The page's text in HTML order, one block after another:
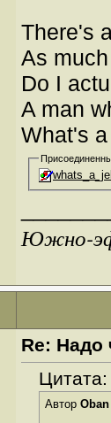
There's
As
Do I
A man
What's
Южно-
Re: Надо
Цитата:
Автор Oban